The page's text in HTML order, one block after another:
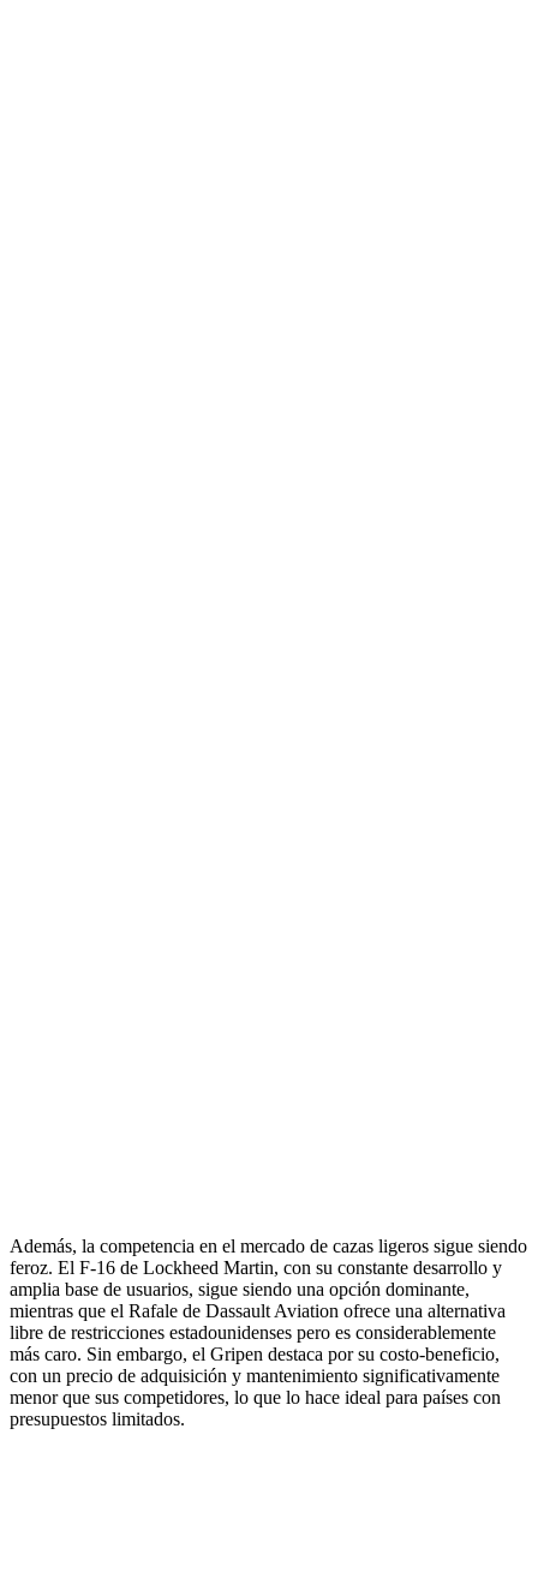
Además, la competencia en el mercado de cazas ligeros sigue siendo
feroz. El F-16 de Lockheed Martin, con su constante desarrollo y
amplia base de usuarios, sigue siendo una opción dominante,
mientras que el Rafale de Dassault Aviation ofrece una alternativa
libre de restricciones estadounidenses pero es considerablemente
más caro. Sin embargo, el Gripen destaca por su costo-beneficio,
con un precio de adquisición y mantenimiento significativamente
menor que sus competidores, lo que lo hace ideal para países con
presupuestos limitados.